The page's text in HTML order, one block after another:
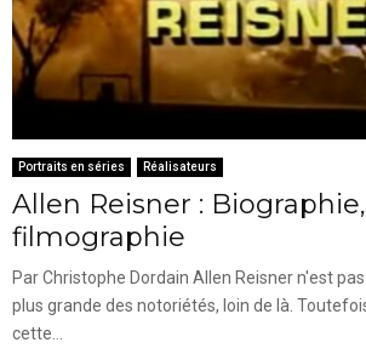
Portraits en séries Réalisateurs
Allen Reisner : Biographie,
filmographie
Par Christophe Dordain Allen Reisner n'est
plus grande des notoriétés, loin de là.
cette...